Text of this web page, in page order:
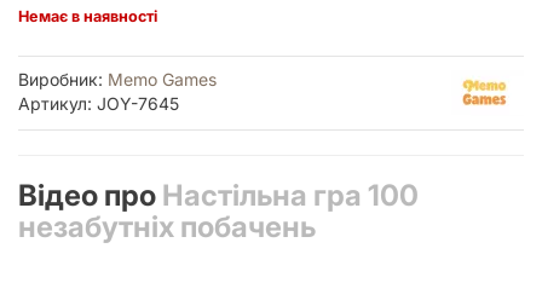
Немає в наявності
Виробник: Memo Games
Артикул: JOY-7645
Відео про Настільна гра 100
незабутніх побачень